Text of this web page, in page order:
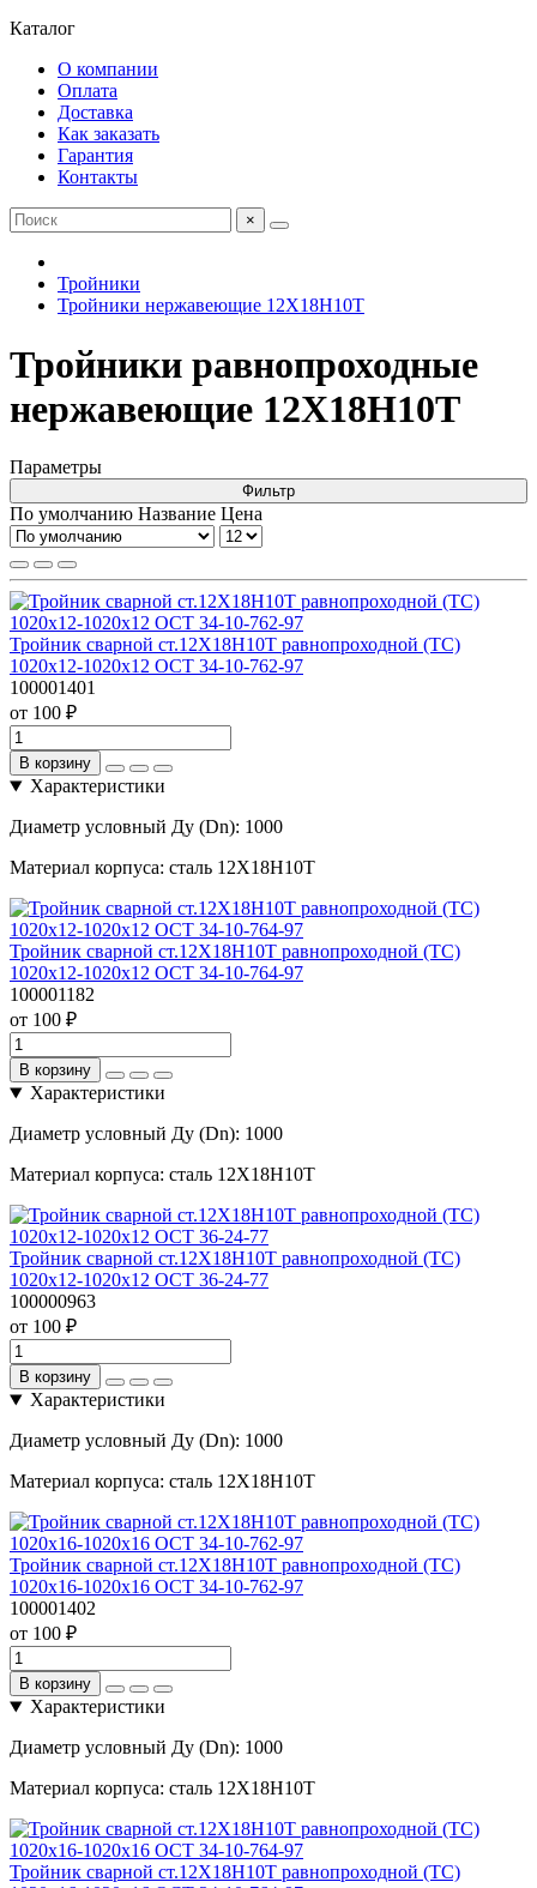
Каталог
О компании
Оплата
Доставка
Как заказать
Гарантия
Контакты
×
Тройники
Тройники нержавеющие 12Х18Н10Т
Тройники равнопроходные
нержавеющие 12Х18Н10Т
Параметры
Фильтр
По умолчанию Название Цена
Тройник сварной ст.12Х18Н10Т равнопроходной (ТС)
1020х12-1020х12 ОСТ 34-10-762-97
100001401
от 100 ₽
В корзину
Характеристики
Диаметр условный Ду (Dn): 1000
Материал корпуса: сталь 12Х18Н10Т
Тройник сварной ст.12Х18Н10Т равнопроходной (ТС)
1020х12-1020х12 ОСТ 34-10-764-97
100001182
от 100 ₽
В корзину
Характеристики
Диаметр условный Ду (Dn): 1000
Материал корпуса: сталь 12Х18Н10Т
Тройник сварной ст.12Х18Н10Т равнопроходной (ТС)
1020х12-1020х12 ОСТ 36-24-77
100000963
от 100 ₽
В корзину
Характеристики
Диаметр условный Ду (Dn): 1000
Материал корпуса: сталь 12Х18Н10Т
Тройник сварной ст.12Х18Н10Т равнопроходной (ТС)
1020х16-1020х16 ОСТ 34-10-762-97
100001402
от 100 ₽
В корзину
Характеристики
Диаметр условный Ду (Dn): 1000
Материал корпуса: сталь 12Х18Н10Т
Тройник сварной ст.12Х18Н10Т равнопроходной (ТС)